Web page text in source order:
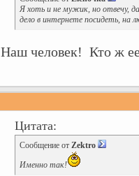
Я хоть и не мужик, но отвечу,
дело в интернете посидеть,
Наш человек! Кто ж
Цитата:
Сообщение от Zektro
Именно так!